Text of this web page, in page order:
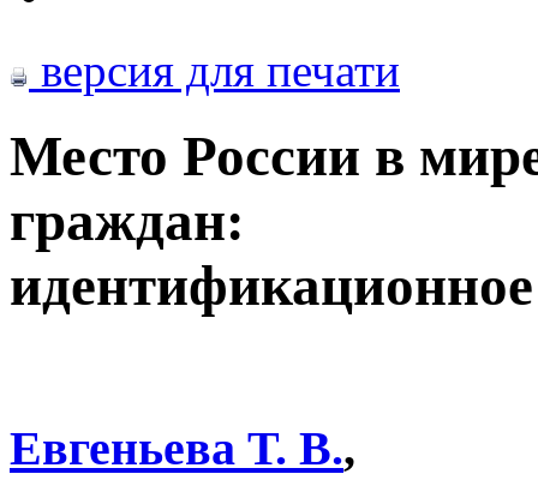
версия для печати
Место России в
граждан:
Евгеньева Т. В.,